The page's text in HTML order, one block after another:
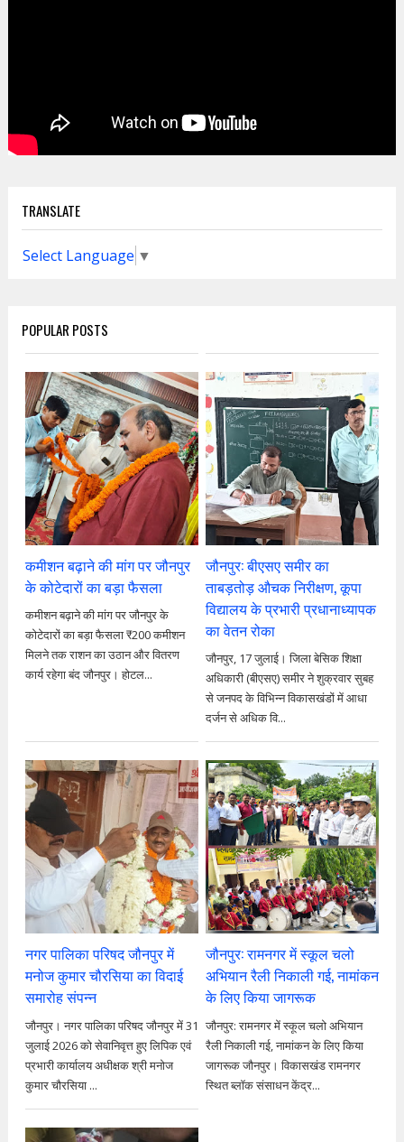
TRANSLATE
Select Language ▼
POPULAR POSTS
कमीशन बढ़ाने की मांग पर जौनपुर
के कोटेदारों का बड़ा फैसला
कमीशन बढ़ाने की मांग पर जौनपुर के
कोटेदारों का बड़ा फैसला ₹200 कमीशन
मिलने तक राशन का उठान और वितरण
कार्य रहेगा बंद जौनपुर। होटल...
जौनपुर: बीएसए समीर का
ताबड़तोड़ औचक निरीक्षण, कूपा
विद्यालय के प्रभारी प्रधानाध्यापक
का वेतन रोका
जौनपुर, 17 जुलाई। जिला बेसिक शिक्षा
अधिकारी (बीएसए) समीर ने शुक्रवार सुबह
से जनपद के विभिन्न विकासखंडों में आधा
दर्जन से अधिक वि...
नगर पालिका परिषद जौनपुर में
मनोज कुमार चौरसिया का विदाई
समारोह संपन्न
जौनपुर। नगर पालिका परिषद जौनपुर में 31
जुलाई 2026 को सेवानिवृत्त हुए लिपिक एवं
प्रभारी कार्यालय अधीक्षक श्री मनोज
कुमार चौरसिया ...
जौनपुर: रामनगर में स्कूल चलो
अभियान रैली निकाली गई, नामांकन
के लिए किया जागरूक
जौनपुर: रामनगर में स्कूल चलो अभियान
रैली निकाली गई, नामांकन के लिए किया
जागरूक जौनपुर। विकासखंड रामनगर
स्थित ब्लॉक संसाधन केंद्र...